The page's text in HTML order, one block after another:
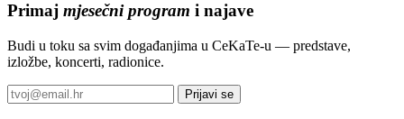
Primaj mjesečni program i najave
Budi u toku sa svim događanjima u CeKaTe-u — predstave,
izložbe, koncerti, radionice.
Prijavi se